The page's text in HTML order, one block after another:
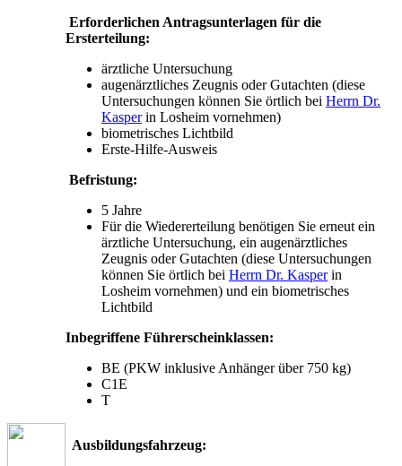
Erforderlichen Antragsunterlagen für die
Ersterteilung:
ärztliche Untersuchung
augenärztliches Zeugnis oder Gutachten (diese
Untersuchungen können Sie örtlich bei Herrn Dr.
Kasperin Losheim vornehmen)
biometrisches Lichtbild
Erste-Hilfe-Ausweis
Befristung:
5 Jahre
Für die Wiedererteilung benötigen Sie erneut ein
ärztliche Untersuchung, ein augenärztliches
Zeugnis oder Gutachten (diese Untersuchungen
können Sie örtlich bei Herrn Dr. Kasperin
Losheim vornehmen) und ein biometrisches
Lichtbild
Inbegriffene Führerscheinklassen:
BE (PKW inklusive Anhänger über 750 kg)
C1E
T
Ausbildungsfahrzeug: